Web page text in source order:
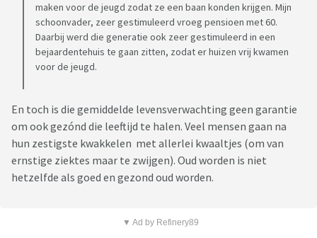
maken voor de jeugd zodat ze een baan konden krijgen. Mijn
schoonvader, zeer gestimuleerd vroeg pensioen met 60.
Daarbij werd die generatie ook zeer gestimuleerd in een
bejaardentehuis te gaan zitten, zodat er huizen vrij kwamen
voor de jeugd.
En toch is die gemiddelde levensverwachting geen garantie
om ook gezónd die leeftijd te halen. Veel mensen gaan na
hun zestigste kwakkelen met allerlei kwaaltjes (om van
ernstige ziektes maar te zwijgen). Oud worden is niet
hetzelfde als goed en gezond oud worden.
▼ Ad by Refinery89